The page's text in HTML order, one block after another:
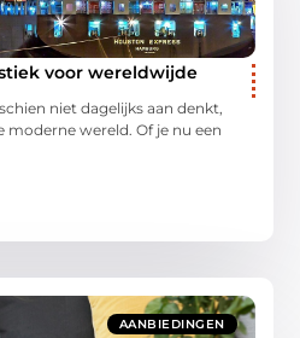
voor wereldwijde
niet dagelijks aan denkt,
moderne wereld. Of je nu een
AANBIEDINGEN